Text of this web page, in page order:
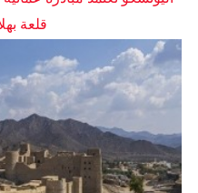
قلعة